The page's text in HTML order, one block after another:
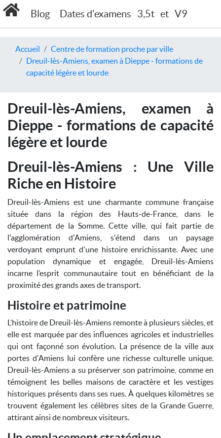
Blog Dates d'examens 3,5t et V9
Accueil
Centre de formation proche par ville
Dreuil-lès-Amiens, examen à Dieppe - formations de
capacité légère et lourde
Dreuil-lès-Amiens, examen à
Dieppe - formations de capacité
légère et lourde
Dreuil-lès-Amiens : Une Ville
Riche en Histoire
Dreuil-lès-Amiens est une charmante commune française
située dans la région des Hauts-de-France, dans le
département de la Somme. Cette ville, qui fait partie de
l'agglomération d'Amiens, s'étend dans un paysage
verdoyant emprunt d'une histoire enrichissante. Avec une
population dynamique et engagée, Dreuil-lès-Amiens
incarne l’esprit communautaire tout en bénéficiant de la
proximité des grands axes de transport.
Histoire et patrimoine
L’histoire de Dreuil-lès-Amiens remonte à plusieurs siècles, et
elle est marquée par des influences agricoles et industrielles
qui ont façonné son évolution. La présence de la ville aux
portes d'Amiens lui confère une richesse culturelle unique.
Dreuil-lès-Amiens a su préserver son patrimoine, comme en
témoignent les belles maisons de caractère et les vestiges
historiques présents dans ses rues. À quelques kilomètres se
trouvent également les célèbres sites de la Grande Guerre,
attirant ainsi de nombreux visiteurs.